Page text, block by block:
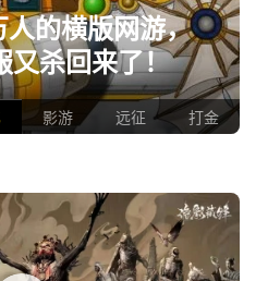
的横版网游，
又杀回来了！
影游 远征 打金